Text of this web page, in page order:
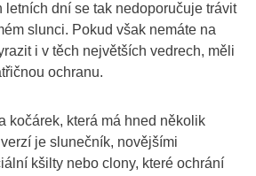
letních dní se tak nedoporučuje trávit
slunci. Pokud však nemáte na
i v těch největších vedrech, měli
ochranu.
kočárek, která má hned několik
je slunečník, novějšími
kšilty nebo clony, které ochrání